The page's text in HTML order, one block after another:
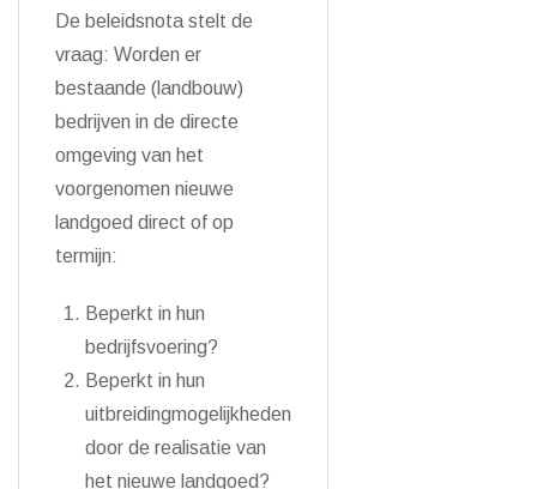
De beleidsnota stelt de
vraag: Worden er
bestaande (landbouw)
bedrijven in de directe
omgeving van het
voorgenomen nieuwe
landgoed direct of op
termijn:
Beperkt in hun
bedrijfsvoering?
Beperkt in hun
uitbreidingmogelijkheden
door de realisatie van
het nieuwe landgoed?